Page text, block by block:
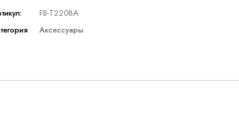
FB-T2208A
Аксессуары